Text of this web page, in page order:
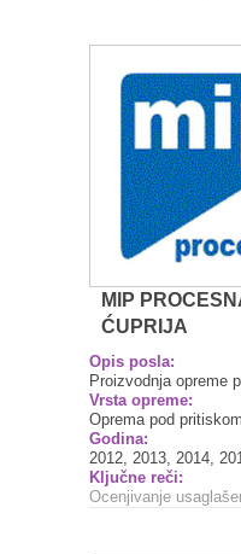
MIP
ĆUPRIJA
Opis posla:
Proizvodnja opreme
Vrsta opreme:
Oprema pod pritiskom
Godina:
2012, 2013, 2014,
Ključne reči:
Ocenjivanje